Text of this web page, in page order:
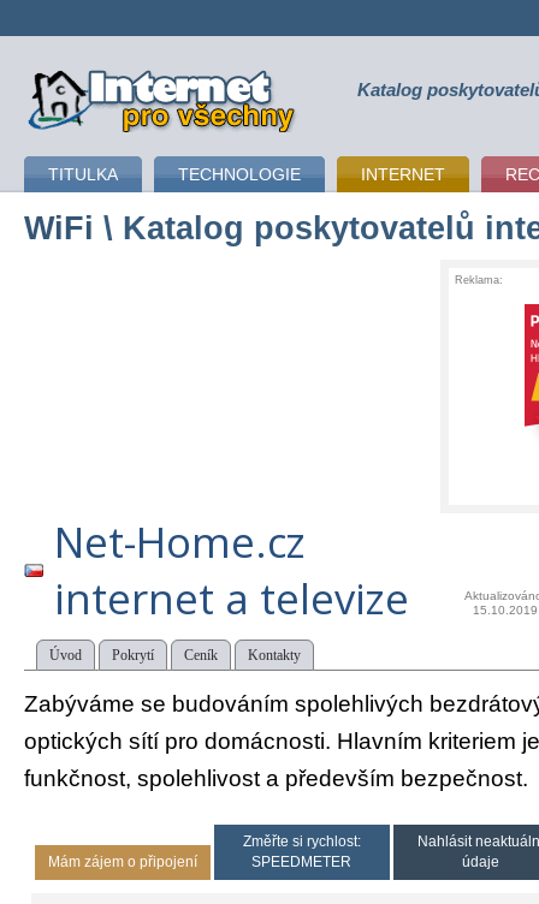
připojení k internetu Katalog
TITULKA TECHNOLOGIE INTERNET
WiFi \ Katalog poskytovatelů
Reklama:
Net-Home.cz
internet a televize
15.10.2019
Úvod Pokrytí Ceník Kontakty
Zabýváme se budováním spolehlivých
optických sítí pro domácnosti. Hlavním kriteriem
funkčnost, spolehlivost a především bezpečnost.
Mám zájem o připojení
Změřte si rychlost:
SPEEDMETER
Nahlásit
údaje